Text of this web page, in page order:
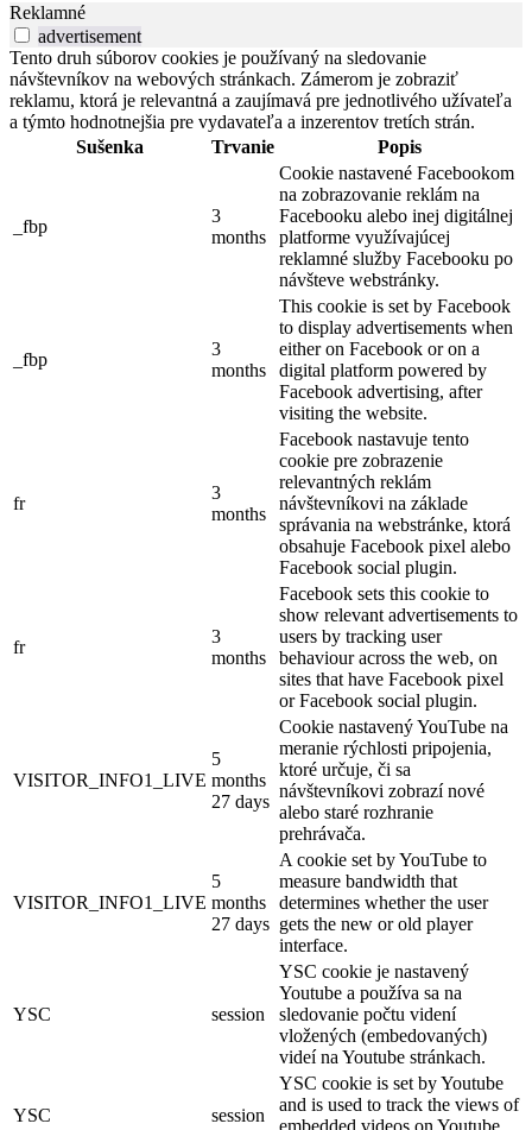
Reklamné
advertisement
Tento druh súborov cookies je používaný na sledovanie
návštevníkov na webových stránkach. Zámerom je zobraziť
reklamu, ktorá je relevantná a zaujímavá pre jednotlivého užívateľa
a týmto hodnotnejšia pre vydavateľa a inzerentov tretích strán.
Sušenka
Trvanie Popis
_fbp
3
months
Cookie nastavené Facebookom
na zobrazovanie reklám na
Facebooku alebo inej digitálnej
platforme využívajúcej
reklamné služby Facebooku po
návšteve webstránky.
_fbp
3
months
This cookie is set by Facebook
to display advertisements when
either on Facebook or on a
digital platform powered by
Facebook advertising, after
visiting the website.
fr
3
months
Facebook nastavuje tento
cookie pre zobrazenie
relevantných reklám
návštevníkovi na základe
správania na webstránke, ktorá
obsahuje Facebook pixel alebo
Facebook social plugin.
fr
3
months
Facebook sets this cookie to
show relevant advertisements to
users by tracking user
behaviour across the web, on
sites that have Facebook pixel
or Facebook social plugin.
VISITOR_INFO1_LIVE
5
months
27 days
Cookie nastavený YouTube na
meranie rýchlosti pripojenia,
ktoré určuje, či sa
návštevníkovi zobrazí nové
alebo staré rozhranie
prehrávača.
VISITOR_INFO1_LIVE
5
months
27 days
A cookie set by YouTube to
measure bandwidth that
determines whether the user
gets the new or old player
interface.
YSC session
YSC cookie je nastavený
Youtube a používa sa na
sledovanie počtu videní
vložených (embedovaných)
videí na Youtube stránkach.
YSC session
YSC cookie is set by Youtube
and is used to track the views of